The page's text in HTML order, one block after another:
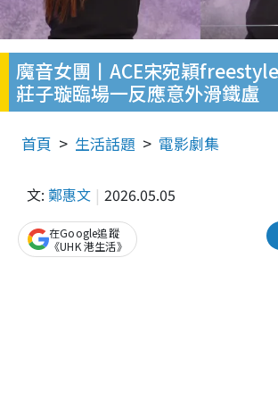
魔音女團丨ACE宋宛穎
莊子璇臨場一反應意外滑鐵盧
首頁 生活話題 電影劇集
文: 鄭惠文 2026.05.05
在Google追蹤
《UHK 港生活》